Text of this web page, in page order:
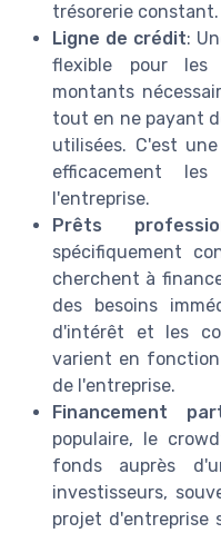
trésorerie constant.
Ligne de crédit:
flexible pour les
montants
tout en ne payant
utilisées. C'est
efficacement
l'entreprise.
Prêts
spécifiquement
cherchent à
des besoins
d'intérêt et les
varient en
de l'entreprise.
Financement
populaire, le
fonds auprès
investisseurs,
projet d'entreprise